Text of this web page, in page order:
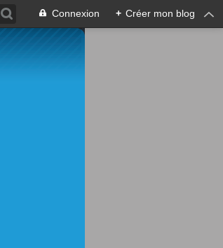
Connexion + Créer mon blog